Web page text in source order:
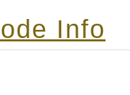
Info